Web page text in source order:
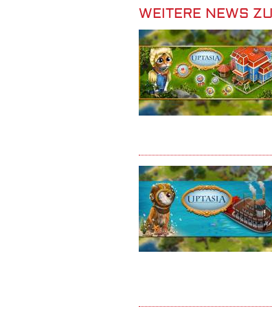
WEITERE NEWS